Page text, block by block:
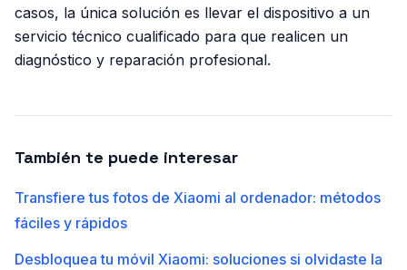
casos, la única solución es llevar el dispositivo a un
servicio técnico cualificado para que realicen un
diagnóstico y reparación profesional.
También te puede interesar
Transfiere tus fotos de Xiaomi al ordenador: métodos
fáciles y rápidos
Desbloquea tu móvil Xiaomi: soluciones si olvidaste la